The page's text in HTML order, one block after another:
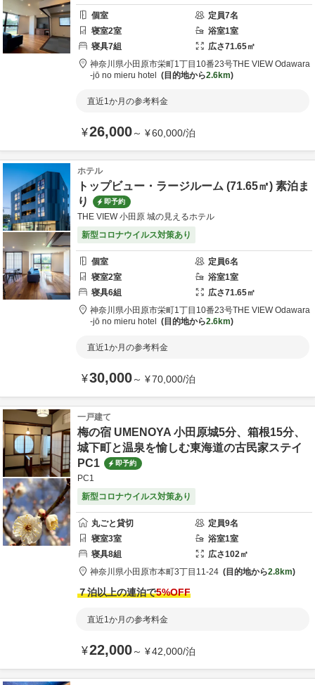
個室 定員7名
寝室2室 浴室1室
寝具7組 広さ71.65㎡
神奈川県小田原市栄町1丁目10番23号THE VIEW Odawara
-jō no mieru hotel
目的地から2.6km
直近1か月の参考料金
¥26,000～ ¥60,000/泊
ホテル
トップビュー・ラージルーム (71.65㎡) 素泊ま
り
即予約
THE VIEW 小田原 城の見えるホテル
新型コロナウイルス対策あり
個室 定員6名
寝室2室 浴室1室
寝具6組 広さ71.65㎡
神奈川県小田原市栄町1丁目10番23号THE VIEW Odawara
-jō no mieru hotel
目的地から2.6km
直近1か月の参考料金
¥30,000～ ¥70,000/泊
一戸建て
梅の宿 UMENOYA 小田原城5分、箱根15分、
城下町と温泉を愉しむ東海道の古民家ステイ
PC1
即予約
PC1
新型コロナウイルス対策あり
丸ごと貸切 定員9名
寝室3室 浴室1室
寝具8組 広さ102㎡
神奈川県小田原市本町3丁目11-24 目的地から2.8km
７泊以上の連泊で5%OFF
直近1か月の参考料金
¥22,000～ ¥42,000/泊